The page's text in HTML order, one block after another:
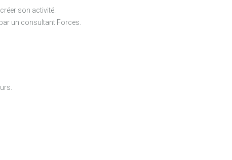
son activité.
un consultant Forces.